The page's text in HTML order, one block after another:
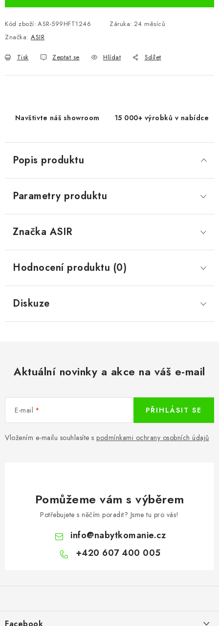
Kód zboží: ASR-599HFT1246 Záruka: 24 měsíců
Značka: ASIR
Tisk Zeptat se Hlídat Sdílet
Navštivte náš showroom 15 000+ výrobků v nabídce
Popis produktu
Parametry produktu
Značka ASIR
Hodnocení produktu (0)
Diskuze
Aktuální novinky a akce na váš e-mail
E-mail
Vložením e-mailu souhlasíte s podmínkami ochrany osobních údajů
PŘIHLÁSIT SE
Pomůžeme vám s výběrem
Potřebujete s něčím poradit? Jsme tu pro vás!
info@nabytkomanie.cz
+420 607 400 005
aFacebook